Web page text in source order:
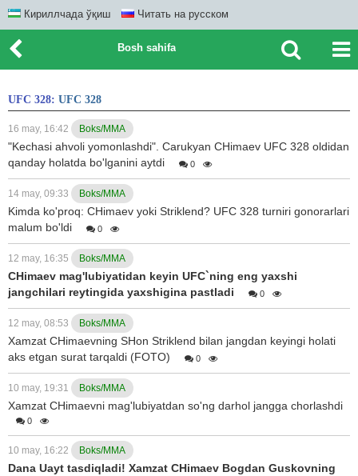
Кириллчада ўқиш Читать на русском
Bosh sahifa
UFC 328: UFC 328
16 may, 16:42 Boks/MMA
"Kechasi ahvoli yomonlashdi". Carukyan CHimaev UFC 328 oldidan
qanday holatda bo'lganini aytdi
0
14 may, 09:33 Boks/MMA
Kimda ko'proq: CHimaev yoki Striklend? UFC 328 turniri gonorarlari
malum bo'ldi
0
12 may, 16:35 Boks/MMA
CHimaev mag'lubiyatidan keyin UFC`ning eng yaxshi
jangchilari reytingida yaxshigina pastladi
0
12 may, 08:53 Boks/MMA
Xamzat CHimaevning SHon Striklend bilan jangdan keyingi holati
aks etgan surat tarqaldi (FOTO)
0
10 may, 19:31 Boks/MMA
Xamzat CHimaevni mag'lubiyatdan so'ng darhol jangga chorlashdi
0
10 may, 16:22 Boks/MMA
Dana Uayt tasdiqladi! Xamzat CHimaev Bogdan Guskovning